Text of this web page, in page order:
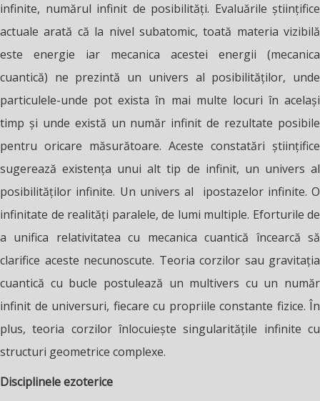
infinite, numărul infinit de posibilități. Evaluările științifice
actuale arată că la nivel subatomic, toată materia vizibilă
este energie iar mecanica acestei energii (mecanica
cuantică) ne prezintă un univers al posibilităților, unde
particulele-unde pot exista în mai multe locuri în același
timp și unde există un număr infinit de rezultate posibile
pentru oricare măsurătoare. Aceste constatări științifice
sugerează existența unui alt tip de infinit, un univers al
posibilităților infinite. Un univers al ipostazelor infinite. O
infinitate de realități paralele, de lumi multiple. Eforturile de
a unifica relativitatea cu mecanica cuantică încearcă să
clarifice aceste necunoscute. Teoria corzilor sau gravitația
cuantică cu bucle postulează un multivers cu un număr
infinit de universuri, fiecare cu propriile constante fizice. În
plus, teoria corzilor înlocuiește singularitățile infinite cu
structuri geometrice complexe.
Disciplinele ezoterice